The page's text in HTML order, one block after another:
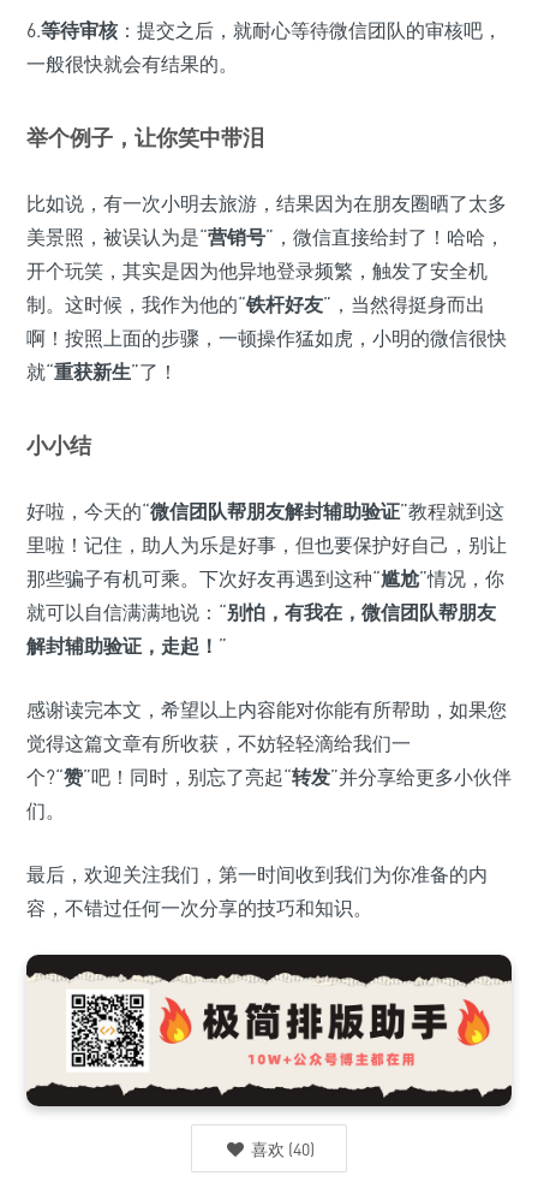
6.等待审核：提交之后，就耐心等待微信团队的审核吧，
一般很快就会有结果的。
举个例子，让你笑中带泪
比如说，有一次小明去旅游，结果因为在朋友圈晒了太多
美景照，被误认为是“营销号”，微信直接给封了！哈哈，
开个玩笑，其实是因为他异地登录频繁，触发了安全机
制。这时候，我作为他的“铁杆好友”，当然得挺身而出
啊！按照上面的步骤，一顿操作猛如虎，小明的微信很快
就“重获新生”了！
小小结
好啦，今天的“微信团队帮朋友解封辅助验证”教程就到这
里啦！记住，助人为乐是好事，但也要保护好自己，别让
那些骗子有机可乘。下次好友再遇到这种“尴尬”情况，你
就可以自信满满地说：“别怕，有我在，微信团队帮朋友
解封辅助验证，走起！ ”
感谢读完本文，希望以上内容能对你能有所帮助，如果您
觉得这篇文章有所收获，不妨轻轻滴给我们一
个?“赞”吧！同时，别忘了亮起“转发”并分享给更多小伙伴
们。
最后，欢迎关注我们，第一时间收到我们为你准备的内
容，不错过任何一次分享的技巧和知识。
喜欢 (40)